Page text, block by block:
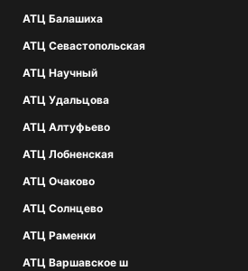
АТЦ Балашиха
АТЦ Севастопольская
АТЦ Научный
АТЦ Удальцова
АТЦ Алтуфьево
АТЦ Лобненская
АТЦ Очаково
АТЦ Солнцево
АТЦ Раменки
АТЦ Варшавское ш